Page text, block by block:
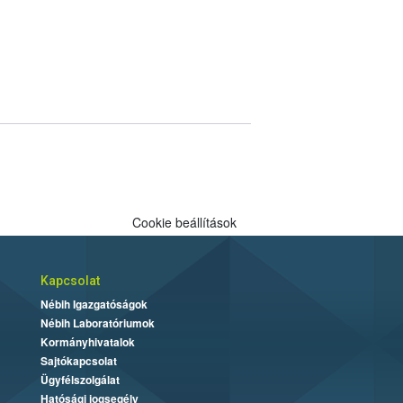
Cookie beállítások
Kapcsolat
Nébih Igazgatóságok
Nébih Laboratóriumok
Kormányhivatalok
Sajtókapcsolat
Ügyfélszolgálat
Hatósági jogsegély